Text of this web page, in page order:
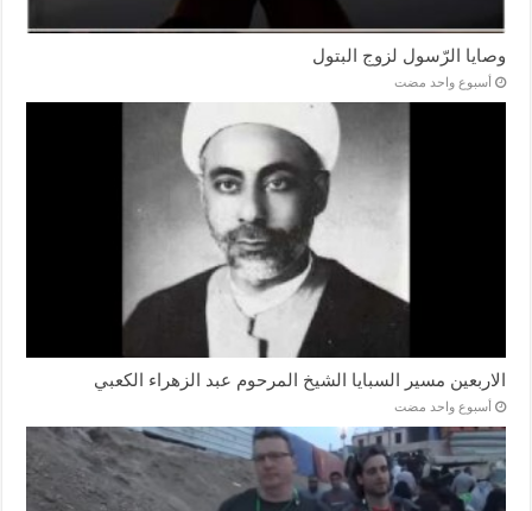
وصايا الرّسول لزوج البتول
‏أسبوع واحد مضت
الاربعين مسير السبايا الشيخ المرحوم عبد الزهراء الكعبي
‏أسبوع واحد مضت